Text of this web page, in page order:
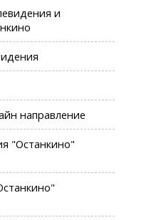
и
направление
"Останкино"